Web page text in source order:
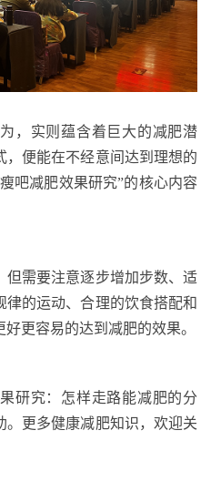
，实则蕴含着巨大的减肥潜
，便能在不经意间达到理想的
吧减肥效果研究”的核心内容
但需要注意逐步增加步数、适
律的运动、合理的饮食搭配和
更容易的达到减肥的效果。
研究：怎样走路能减肥的分
更多健康减肥知识，欢迎关